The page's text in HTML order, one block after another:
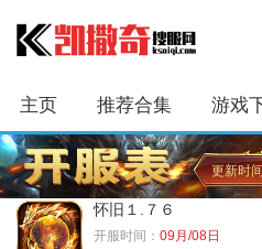
主页 推荐合集 游戏
更新时
怀旧１.７６
开服时间： 09月/08日